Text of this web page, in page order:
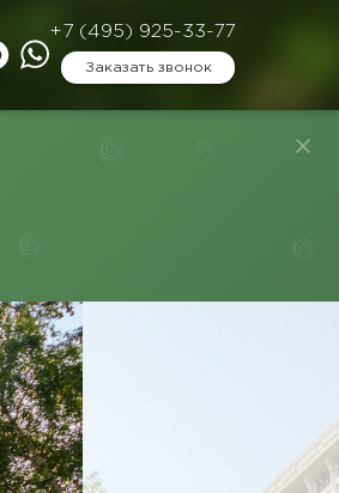
+7 (495) 925-33-77
Заказать звонок